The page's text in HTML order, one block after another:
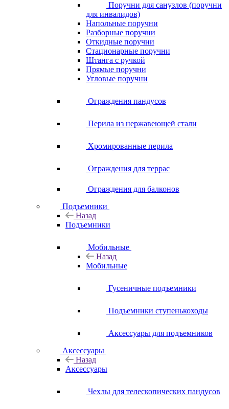
Поручни для санузлов (поручни
для инвалидов)
Напольные поручни
Разборные поручни
Откидные поручни
Стационарные поручни
Штанга с ручкой
Прямые поручни
Угловые поручни
Ограждения пандусов
Перила из нержавеющей стали
Хромированные перила
Ограждения для террас
Ограждения для балконов
Подъемники
Назад
Подъемники
Мобильные
Назад
Мобильные
Гусеничные подъемники
Подъемники ступенькоходы
Аксессуары для подъемников
Аксессуары
Назад
Аксессуары
Чехлы для телескопических пандусов